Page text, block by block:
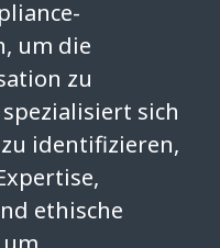
um die
zu
sich
identifizieren,
ethische